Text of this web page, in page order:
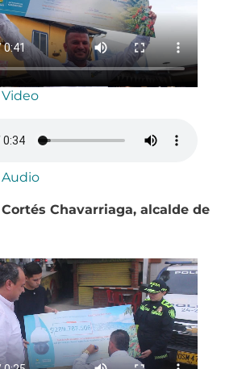
Audio
Chavarriaga, alcalde de